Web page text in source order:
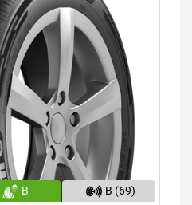
B B (69)